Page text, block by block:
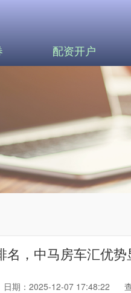
配资开户
，中马房车汇优
日期：2025-12-07 17:48:22